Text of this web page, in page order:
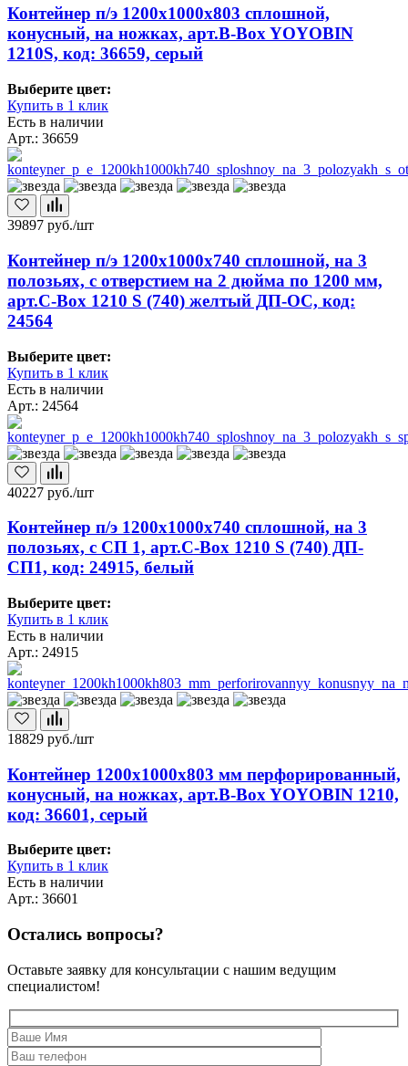
Контейнер п/э 1200х1000х803 сплошной,
конусный, на ножках, арт.B-Box YOYOBIN
1210S, код: 36659, серый
Выберите цвет:
Купить в 1 клик
Есть в наличии
Арт.: 36659
39897 руб./шт
Контейнер п/э 1200х1000х740 сплошной, на 3
полозьях, с отверстием на 2 дюйма по 1200 мм,
арт.C-Box 1210 S (740) желтый ДП-ОС, код:
24564
Выберите цвет:
Купить в 1 клик
Есть в наличии
Арт.: 24564
40227 руб./шт
Контейнер п/э 1200х1000х740 сплошной, на 3
полозьях, с СП 1, арт.C-Box 1210 S (740) ДП-
СП1, код: 24915, белый
Выберите цвет:
Купить в 1 клик
Есть в наличии
Арт.: 24915
18829 руб./шт
Контейнер 1200х1000х803 мм перфорированный,
конусный, на ножках, арт.B-Box YOYOBIN 1210,
код: 36601, серый
Выберите цвет:
Купить в 1 клик
Есть в наличии
Арт.: 36601
Остались вопросы?
Оставьте заявку для консультации с нашим ведущим
специалистом!